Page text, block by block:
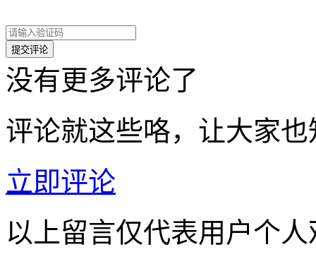
没有更多评论了
评论就这些咯，让大家
立即评论
以上留言仅代表用户个